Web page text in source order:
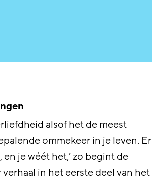
alsof het de meest
ommekeer in je leven. Er
je wéét het,’ zo begint de
in het eerste deel van het